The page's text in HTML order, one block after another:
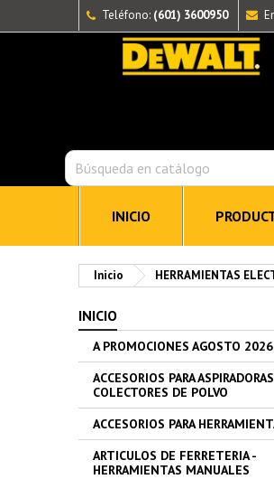
Teléfono: (601) 3600950
INICIO
Inicio HERRAMIENTAS
INICIO
A PROMOCIONES AGOSTO 2026
ACCESORIOS PARA
COLECTORES DE POLVO
ACCESORIOS PARA
ARTICULOS DE FERRETERIA -
HERRAMIENTAS MANUALES